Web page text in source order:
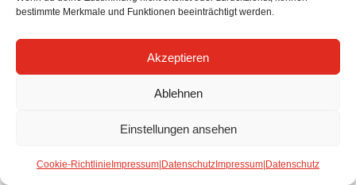
bestimmte Merkmale und Funktionen beeinträchtigt werden.
Akzeptieren
Ablehnen
Einstellungen ansehen
Cookie-RichtlinieImpressum|DatenschutzImpressum|Datenschutz